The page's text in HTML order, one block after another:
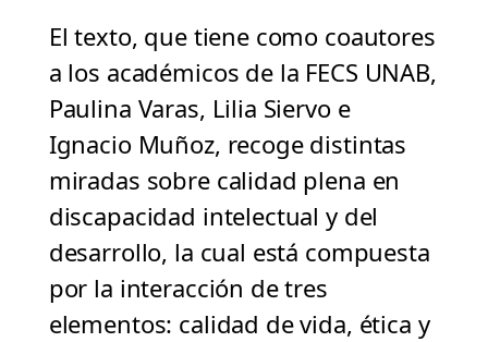
El texto, que tiene como coautores
a los académicos de la FECS UNAB,
Paulina Varas, Lilia Siervo e
Ignacio Muñoz, recoge distintas
miradas sobre calidad plena en
discapacidad intelectual y del
desarrollo, la cual está compuesta
por la interacción de tres
elementos: calidad de vida, ética y